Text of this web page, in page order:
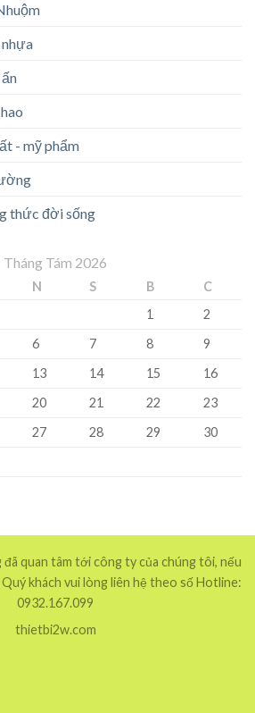
- mỹ phẩm
thức đời sống
Tháng Tám 2026
N S B
C
1
2
6 7 8
9
13 14 15
16
20 21 22
23
27 28 29
30
đã quan tâm tới công ty của chúng tôi, nếu
khách vui lòng liên hệ theo số Hotline:
0932.167.099
thietbi2w.com